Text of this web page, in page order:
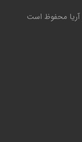
محفوظ است